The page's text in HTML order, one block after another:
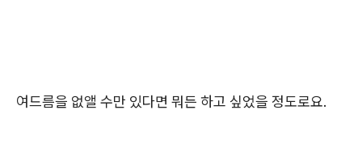
여드름을 없앨 수만 있다면 뭐든 하고 싶었을 정도로요.